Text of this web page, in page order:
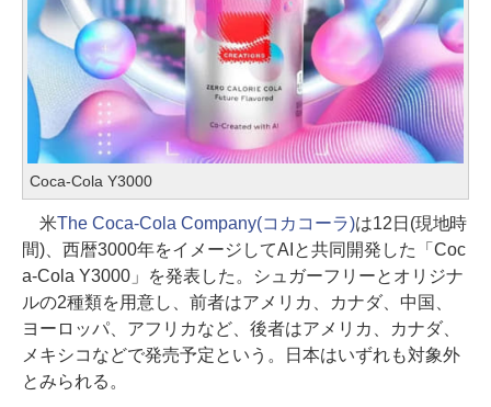
Coca-Cola Y3000
米The Coca-Cola Company(コカコーラ)は12日(現地時
間)、西暦3000年をイメージしてAIと共同開発した「Coc
a-Cola Y3000」を発表した。シュガーフリーとオリジナ
ルの2種類を用意し、前者はアメリカ、カナダ、中国、
ヨーロッパ、アフリカなど、後者はアメリカ、カナダ、
メキシコなどで発売予定という。日本はいずれも対象外
とみられる。